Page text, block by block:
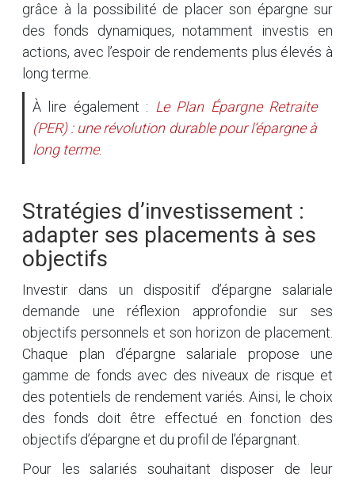
grâce à la possibilité de placer son épargne sur
des fonds dynamiques, notamment investis en
actions, avec l’espoir de rendements plus élevés à
long terme.
À lire également : Le Plan Épargne Retraite
(PER) : une révolution durable pour l’épargne à
long terme.
Stratégies d’investissement :
adapter ses placements à ses
objectifs
Investir dans un dispositif d’épargne salariale
demande une réflexion approfondie sur ses
objectifs personnels et son horizon de placement.
Chaque plan d’épargne salariale propose une
gamme de fonds avec des niveaux de risque et
des potentiels de rendement variés. Ainsi, le choix
des fonds doit être effectué en fonction des
objectifs d’épargne et du profil de l’épargnant.
Pour les salariés souhaitant disposer de leur